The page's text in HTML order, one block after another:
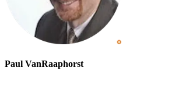
Paul VanRaaphorst